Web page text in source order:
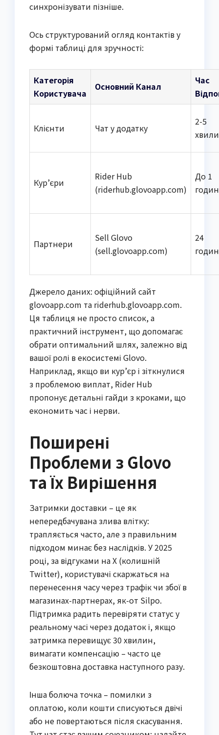
синхронізувати пізніше.
Ось структурований огляд контактів у
формі таблиці для зручності:
Категорія
Користувача
Основний Канал
Час
Клієнти Чат у додатку
2-5
Кур’єри
Rider Hub
(riderhub.glovoapp.com)
До 1
Партнери
Sell Glovo
(sell.glovoapp.com)
24
Джерело даних: офіційний сайт
glovoapp.com та riderhub.glovoapp.com.
Ця таблиця не просто список, а
практичний інструмент, що допомагає
обрати оптимальний шлях, залежно від
вашої ролі в екосистемі Glovo.
Наприклад, якщо ви кур’єр і зіткнулися
з проблемою виплат, Rider Hub
пропонує детальні гайди з кроками, що
економить час і нерви.
Поширені
Проблеми з Glovo
та Їх Вирішення
Затримки доставки – це як
непередбачувана злива влітку:
трапляється часто, але з правильним
підходом минає без наслідків. У 2025
році, за відгуками на X (колишній
Twitter), користувачі скаржаться на
перенесення часу через трафік чи збої в
магазинах-партнерах, як-от Silpo.
Підтримка радить перевіряти статус у
реальному часі через додаток і, якщо
затримка перевищує 30 хвилин,
вимагати компенсацію – часто це
безкоштовна доставка наступного разу.
Інша болюча точка – помилки з
оплатою, коли кошти списуються двічі
або не повертаються після скасування.